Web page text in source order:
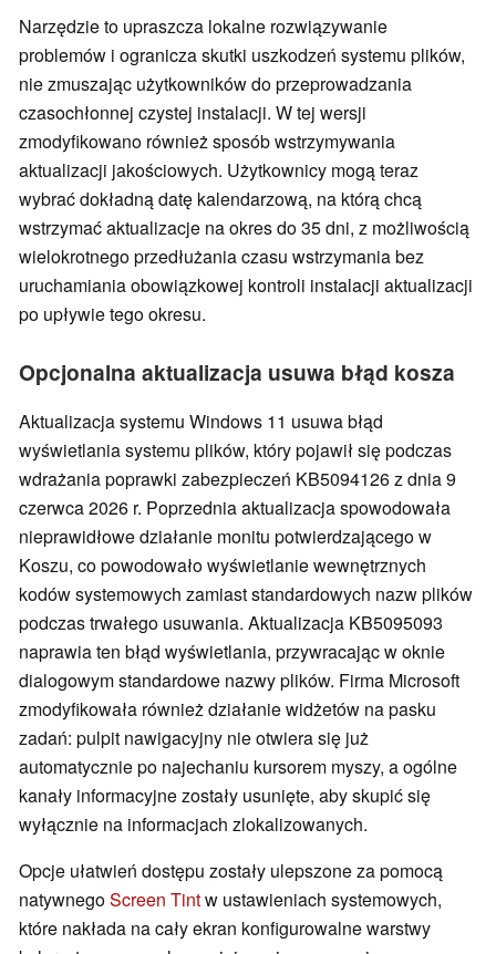
Narzędzie to upraszcza lokalne rozwiązywanie
problemów i ogranicza skutki uszkodzeń systemu plików,
nie zmuszając użytkowników do przeprowadzania
czasochłonnej czystej instalacji. W tej wersji
zmodyfikowano również sposób wstrzymywania
aktualizacji jakościowych. Użytkownicy mogą teraz
wybrać dokładną datę kalendarzową, na którą chcą
wstrzymać aktualizacje na okres do 35 dni, z możliwością
wielokrotnego przedłużania czasu wstrzymania bez
uruchamiania obowiązkowej kontroli instalacji aktualizacji
po upływie tego okresu.
Opcjonalna aktualizacja usuwa błąd kosza
Aktualizacja systemu Windows 11 usuwa błąd
wyświetlania systemu plików, który pojawił się podczas
wdrażania poprawki zabezpieczeń KB5094126 z dnia 9
czerwca 2026 r. Poprzednia aktualizacja spowodowała
nieprawidłowe działanie monitu potwierdzającego w
Koszu, co powodowało wyświetlanie wewnętrznych
kodów systemowych zamiast standardowych nazw plików
podczas trwałego usuwania. Aktualizacja KB5095093
naprawia ten błąd wyświetlania, przywracając w oknie
dialogowym standardowe nazwy plików. Firma Microsoft
zmodyfikowała również działanie widżetów na pasku
zadań: pulpit nawigacyjny nie otwiera się już
automatycznie po najechaniu kursorem myszy, a ogólne
kanały informacyjne zostały usunięte, aby skupić się
wyłącznie na informacjach zlokalizowanych.
Opcje ułatwień dostępu zostały ulepszone za pomocą
natywnegoScreen Tintw ustawieniach systemowych,
które nakłada na cały ekran konfigurowalne warstwy